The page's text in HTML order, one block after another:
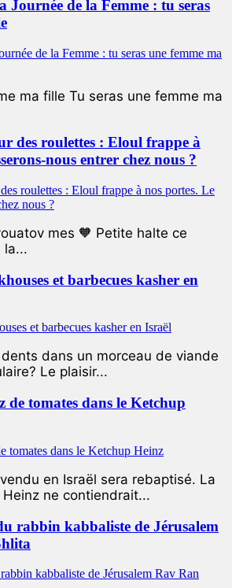
Journée de la Femme : tu seras
ma fille Tu seras une femme ma
des roulettes : Eloul frappe à
nous entrer chez nous ?
mes 🧡 Petite halte ce
la...
et barbecues kasher en
dans un morceau de viande
Le plaisir...
de tomates dans le Ketchup
en Israël sera rebaptisé. La
ne contiendrait...
rabbin kabbaliste de Jérusalem